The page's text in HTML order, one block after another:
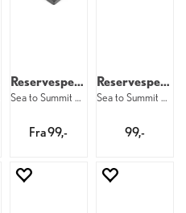
Reservespenne
Sea to Summit Buckle 1 pin
Fra 99,-
Reservespenne
Sea to Summit Buckle Ladderlock 1 Pin
99,-